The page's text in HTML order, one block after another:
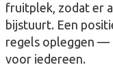
fruitplek, zodat er
bijstuurt. Een
regels opleggen —
voor iedereen.